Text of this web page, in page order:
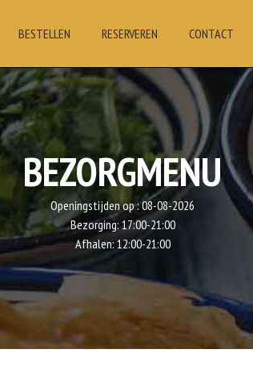
BESTELLEN RESERVEREN CONTACT
BEZORGMENU
Openingstijden op :08-08-2026
Bezorging:17:00-21:00
Afhalen:12:00-21:00